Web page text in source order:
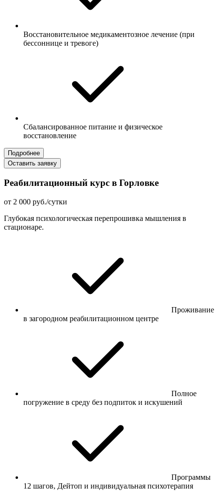
Восстановительное медикаментозное лечение (при
бессоннице и тревоге)
Сбалансированное питание и физическое
восстановление
Подробнее
Оставить заявку
Реабилитационный курс в Горловке
от 2 000 руб./сутки
Глубокая психологическая перепрошивка мышления в
стационаре.
Проживание
в загородном реабилитационном центре
Полное
погружение в среду без подпиток и искушений
Программы
12 шагов, Дейтоп и индивидуальная психотерапия